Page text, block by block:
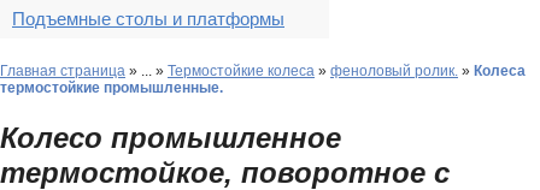
Подъемные столы и платформы
Главная страница » ... » Термостойкие колеса » феноловый ролик. » Колеса
термостойкие промышленные.
Колесо промышленное
термостойкое, поворотное с